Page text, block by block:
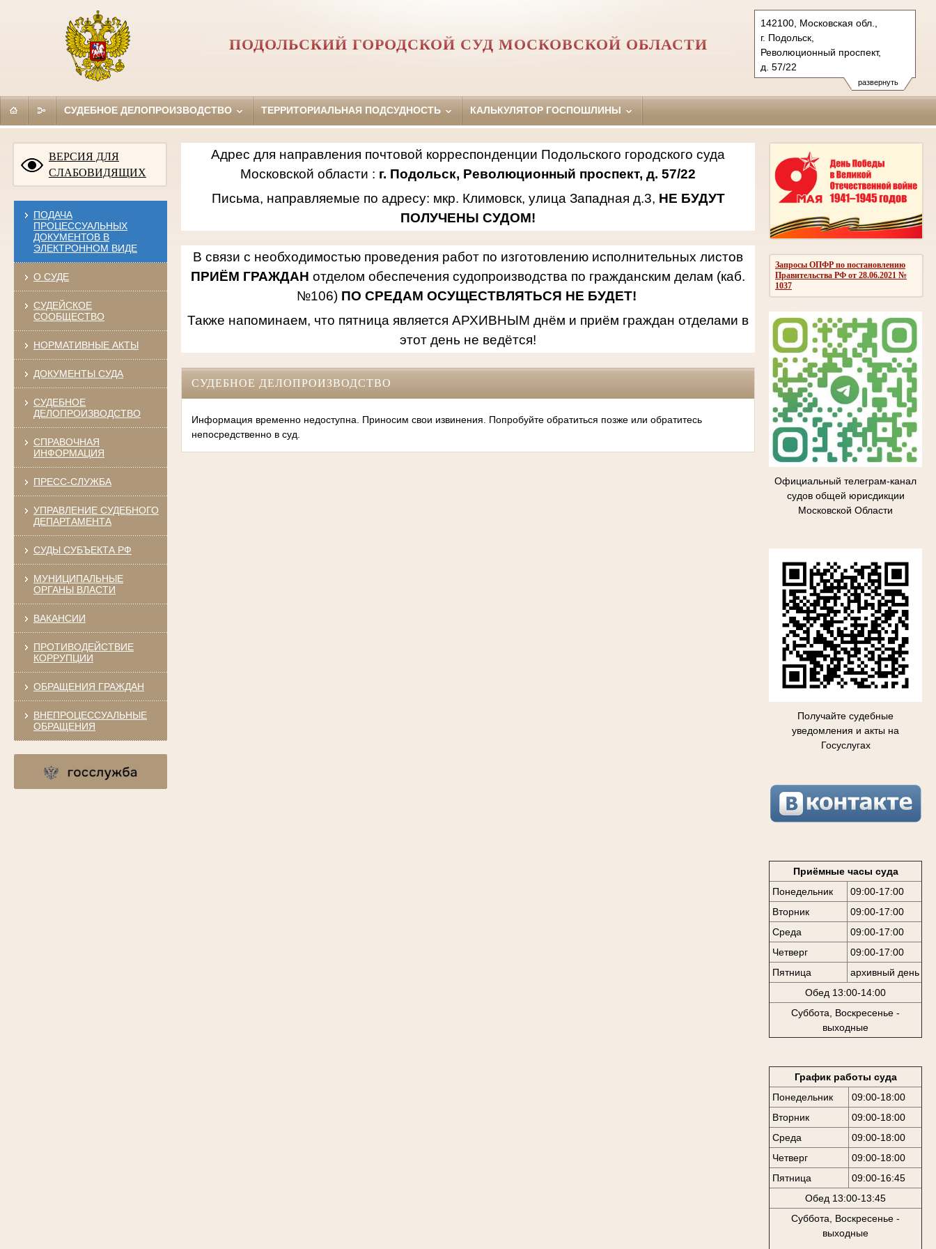
развернуть
142100, Московская обл.,
г. Подольск,
Революционный проспект,
д. 57/22
142181, г.о. Подольск,
мкр. Климовск, ул. Западная,
Тел.: 8(496)769-69-21, 769-94-
podolsky.mo@sudrf.ru
ПОДОЛЬСКИЙ ГОРОДСКОЙ СУД МОСКОВСКОЙ ОБЛАСТИ
СУДЕБНОЕ ДЕЛОПРОИЗВОДСТВО ТЕРРИТОРИАЛЬНАЯ ПОДСУДНОСТЬ КАЛЬКУЛЯТОР ГОСПОШЛИНЫ
ВЕРСИЯ ДЛЯ
СЛАБОВИДЯЩИХ
ПОДАЧА
ПРОЦЕССУАЛЬНЫХ
ДОКУМЕНТОВ В
ЭЛЕКТРОННОМ ВИДЕ
О СУДЕ
СУДЕЙСКОЕ
СООБЩЕСТВО
НОРМАТИВНЫЕ АКТЫ
ДОКУМЕНТЫ СУДА
СУДЕБНОЕ
ДЕЛОПРОИЗВОДСТВО
СПРАВОЧНАЯ
ИНФОРМАЦИЯ
ПРЕСС-СЛУЖБА
УПРАВЛЕНИЕ СУДЕБНОГО
ДЕПАРТАМЕНТА
СУДЫ СУБЪЕКТА РФ
МУНИЦИПАЛЬНЫЕ
ОРГАНЫ ВЛАСТИ
ВАКАНСИИ
ПРОТИВОДЕЙСТВИЕ
КОРРУПЦИИ
ОБРАЩЕНИЯ ГРАЖДАН
ВНЕПРОЦЕССУАЛЬНЫЕ
ОБРАЩЕНИЯ
Запросы ОПФР по постановлению
Правительства РФ от 28.06.2021 №
1037
Официальный телеграм-канал
судов общей юрисдикции
Московской Области
Получайте судебные
уведомления и акты на
Госуслугах
Приёмные часы суда
Понедельник
09:00-17:00
Вторник
09:00-17:00
Среда
09:00-17:00
Четверг
09:00-17:00
Пятница
архивный день
Обед 13:00-14:00
Суббота, Воскресенье -
выходные
График работы суда
Понедельник
09:00-18:00
Вторник
09:00-18:00
Среда
09:00-18:00
Четверг
09:00-18:00
Пятница
09:00-16:45
Обед 13:00-13:45
Суббота, Воскресенье -
выходные
Адрес для направления почтовой корреспонденции Подольского городского суда
Московской области : г. Подольск, Революционный проспект, д. 57/22
Письма, направляемые по адресу: мкр. Климовск, улица Западная д.3, НЕ БУДУТ
ПОЛУЧЕНЫ СУДОМ!
В связи с необходимостью проведения работ по изготовлению исполнительных листов
ПРИЁМ ГРАЖДАН отделом обеспечения судопроизводства по гражданским делам (каб.
№106) ПО СРЕДАМ ОСУЩЕСТВЛЯТЬСЯ НЕ БУДЕТ!
Также напоминаем, что пятница является АРХИВНЫМ днём и приём граждан отделами в
этот день не ведётся!
СУДЕБНОЕ ДЕЛОПРОИЗВОДСТВО
Информация временно недоступна. Приносим свои извинения. Попробуйте обратиться позже или обратитесь
непосредственно в суд.